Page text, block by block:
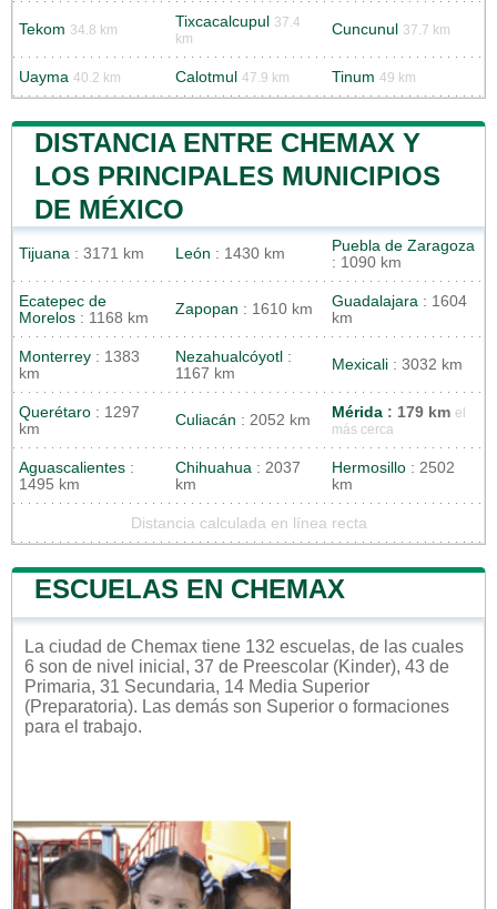
Tekom 34.8 km Tixcacalcupul
37.4
km
Cuncunul 37.7 km
Uayma 40.2 km Calotmul 47.9 km Tinum 49 km
DISTANCIA ENTRE CHEMAX Y
LOS PRINCIPALES MUNICIPIOS
DE MÉXICO
Tijuana : 3171 km León : 1430 km
Puebla de Zaragoza
: 1090 km
Ecatepec de
Morelos : 1168 km
Zapopan : 1610 km Guadalajara : 1604
km
Monterrey : 1383
km
Nezahualcóyotl :
1167 km
Mexicali : 3032 km
Querétaro : 1297
km
Culiacán : 2052 km Mérida : 179 km el
más cerca
Aguascalientes :
1495 km
Chihuahua : 2037
km
Hermosillo : 2502
km
Distancia calculada en línea recta
ESCUELAS EN CHEMAX
La ciudad de Chemax tiene 132 escuelas, de las cuales
6 son de nivel inicial, 37 de Preescolar (Kinder), 43 de
Primaria, 31 Secundaria, 14 Media Superior
(Preparatoria). Las demás son Superior o formaciones
para el trabajo.